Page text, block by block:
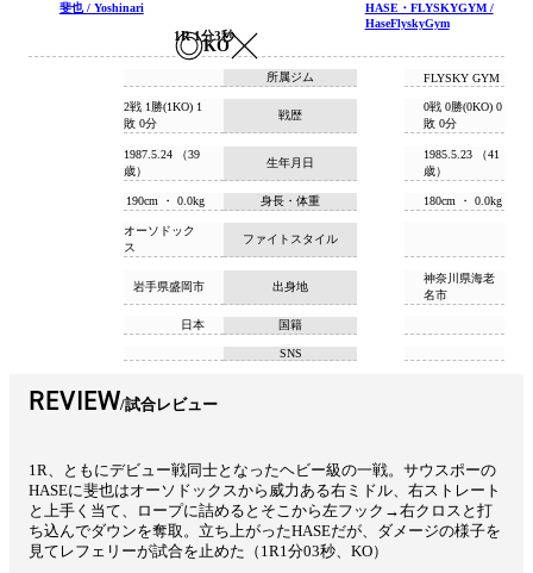
斐也 / Yoshinari
KO
1R 1分3秒
HASE・FLYSKYGYM /
HaseFlyskyGym
所属ジム FLYSKY GYM
戦歴
2戦 1勝(1KO) 1
敗 0分
0戦 0勝(0KO) 0
敗 0分
生年月日
1987.5.24 （39
歳）
1985.5.23 （41
歳）
身長・体重
190cm ・ 0.0kg 180cm ・ 0.0kg
ファイトスタイル
オーソドック
ス
出身地
岩手県盛岡市
神奈川県海老
名市
国籍
日本
SNS
REVIEW 試合レビュー
1R、ともにデビュー戦同士となったヘビー級の一戦。サウスポーの
HASEに斐也はオーソドックスから威力ある右ミドル、右ストレート
と上手く当て、ロープに詰めるとそこから左フック→右クロスと打
ち込んでダウンを奪取。立ち上がったHASEだが、ダメージの様子を
見てレフェリーが試合を止めた（1R1分03秒、KO）